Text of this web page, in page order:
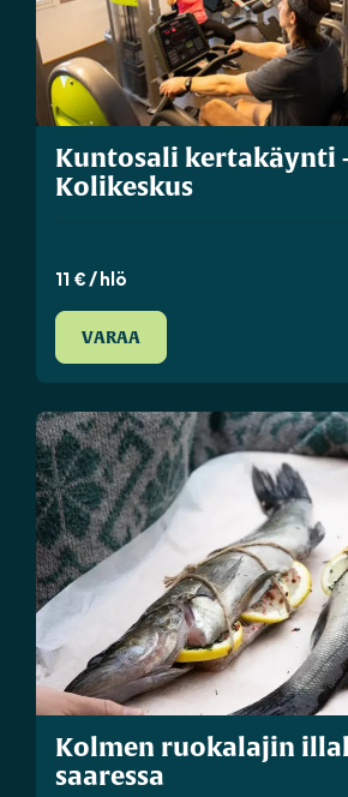
Kuntosali kertakäynti
Kolikeskus
11 € / hlö
VARAA
Kolmen ruokalajin
saaressa